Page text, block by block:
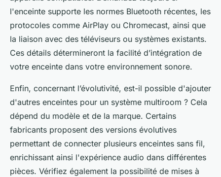
l'enceinte supporte les normes Bluetooth récentes, les
protocoles comme AirPlay ou Chromecast, ainsi que
la liaison avec des téléviseurs ou systèmes existants.
Ces détails détermineront la facilité d’intégration de
votre enceinte dans votre environnement sonore.
Enfin, concernant l’évolutivité, est-il possible d'ajouter
d'autres enceintes pour un système multiroom ? Cela
dépend du modèle et de la marque. Certains
fabricants proposent des versions évolutives
permettant de connecter plusieurs enceintes sans fil,
enrichissant ainsi l'expérience audio dans différentes
pièces. Vérifiez également la possibilité de mises à